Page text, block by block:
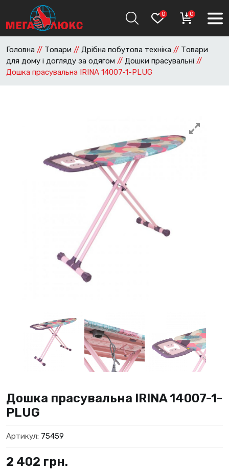
0 0
Головна // Товари // Дрібна побутова техніка // Товари
для дому і догляду за одягом // Дошки прасувальні //
Дошка прасувальна IRINA 14007-1-PLUG
Дошка прасувальна IRINA 14007-1-
PLUG
Артикул: 75459
2 402 грн.